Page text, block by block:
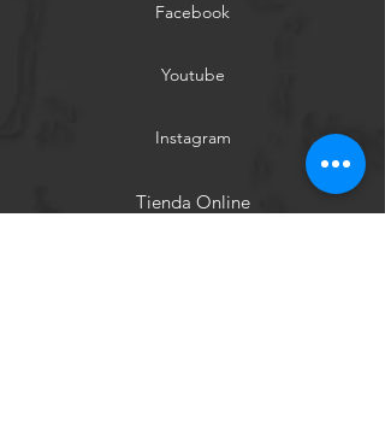
Facebook
Youtube
Instagram
Tienda Online